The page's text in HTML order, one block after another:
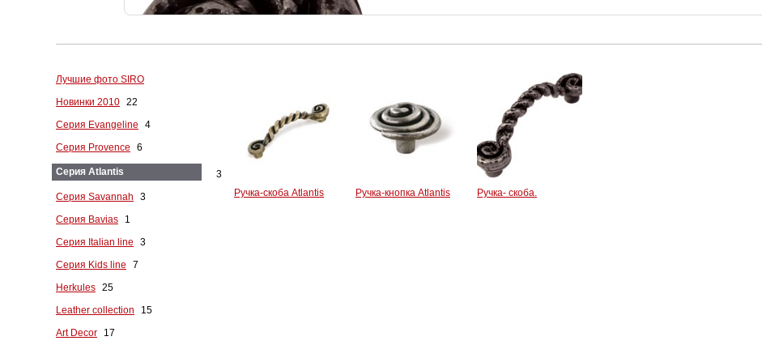
Лучшие фото SIRO
Новинки 2010 22
Серия Evangeline
4
Серия Provence
6
Серия Atlantis
3
Серия Savannah
3
Серия Bavias
1
Серия Italian line
3
Серия Kids line
7
Herkules 25
Leather collection
15
Art Decor
17
Ручка-скоба Atlantis Ручка-кнопка Atlantis Ручка- скоба.